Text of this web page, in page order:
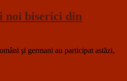
noi biserici din
şi germani au participat astăzi,